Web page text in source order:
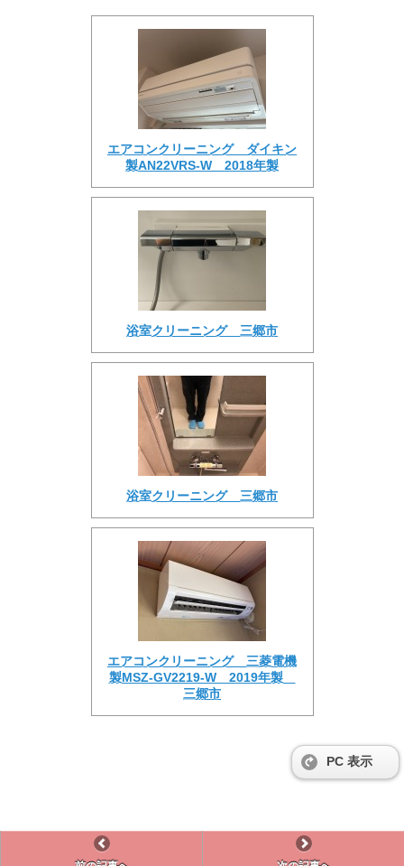
エアコンクリーニング ダイキン
製AN22VRS-W 2018年製
浴室クリーニング 三郷市
浴室クリーニング 三郷市
エアコンクリーニング 三菱電機
製MSZ-GV2219-W 2019年製
三郷市
PC 表示